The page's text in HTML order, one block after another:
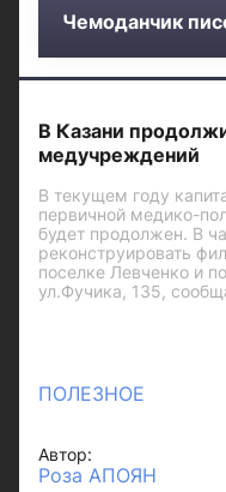
Чемоданчик
В Казани
медучреждений
В текущем году
первичной медико-
будет продолжен. В
реконструировать
поселке Левченко и
ул.Фучика, 135,
ПОЛЕЗНОЕ
Автор:
Роза АПОЯН